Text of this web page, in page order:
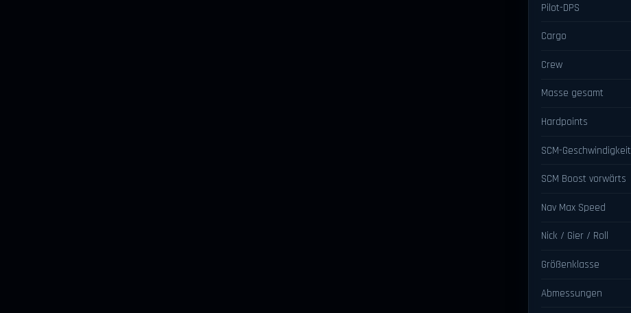
Pilot-DPS
Cargo
Crew
Masse gesamt
Hardpoints
SCM-Geschwindigkeit
SCM Boost vorwärts
Nav Max Speed
Nick / Gier / Roll
Größenklasse
Abmessungen